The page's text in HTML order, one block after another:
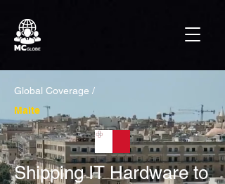
Global Coverage /
Malte
Shipping IT Hardware to